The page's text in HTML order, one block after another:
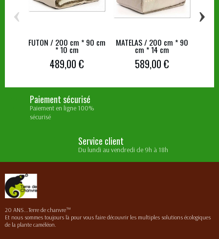
FUTON / 200 cm * 90 cm
* 10 cm
489,00 €
MATELAS / 200 cm * 90
cm * 14 cm
589,00 €
‹ ›
Paiement sécurisé
Paiement en ligne 100%
sécurisé
Service client
Du lundi au vendredi de 9h à 18h
20 ANS...Terre de chanvre™
Et nous sommes toujours là pour vous faire découvrir les multiples solutions écologiques
de la plante caméléon.